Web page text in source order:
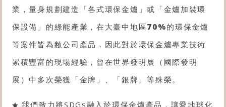
業，量身規劃建造「各式環保金爐 」或「金爐 加裝環
保設備 」的綠能產業，在大臺中地區70%的環保金爐
等案件皆為敝公司產品，因此對於環保金爐專業技術
累積豐富的現場經驗，曾在世界發明展（國際發明
展）中多次榮獲「金牌」、「銀牌」等殊榮。
我們致力將SDGs融入於環保金爐產品，讓愛地球化